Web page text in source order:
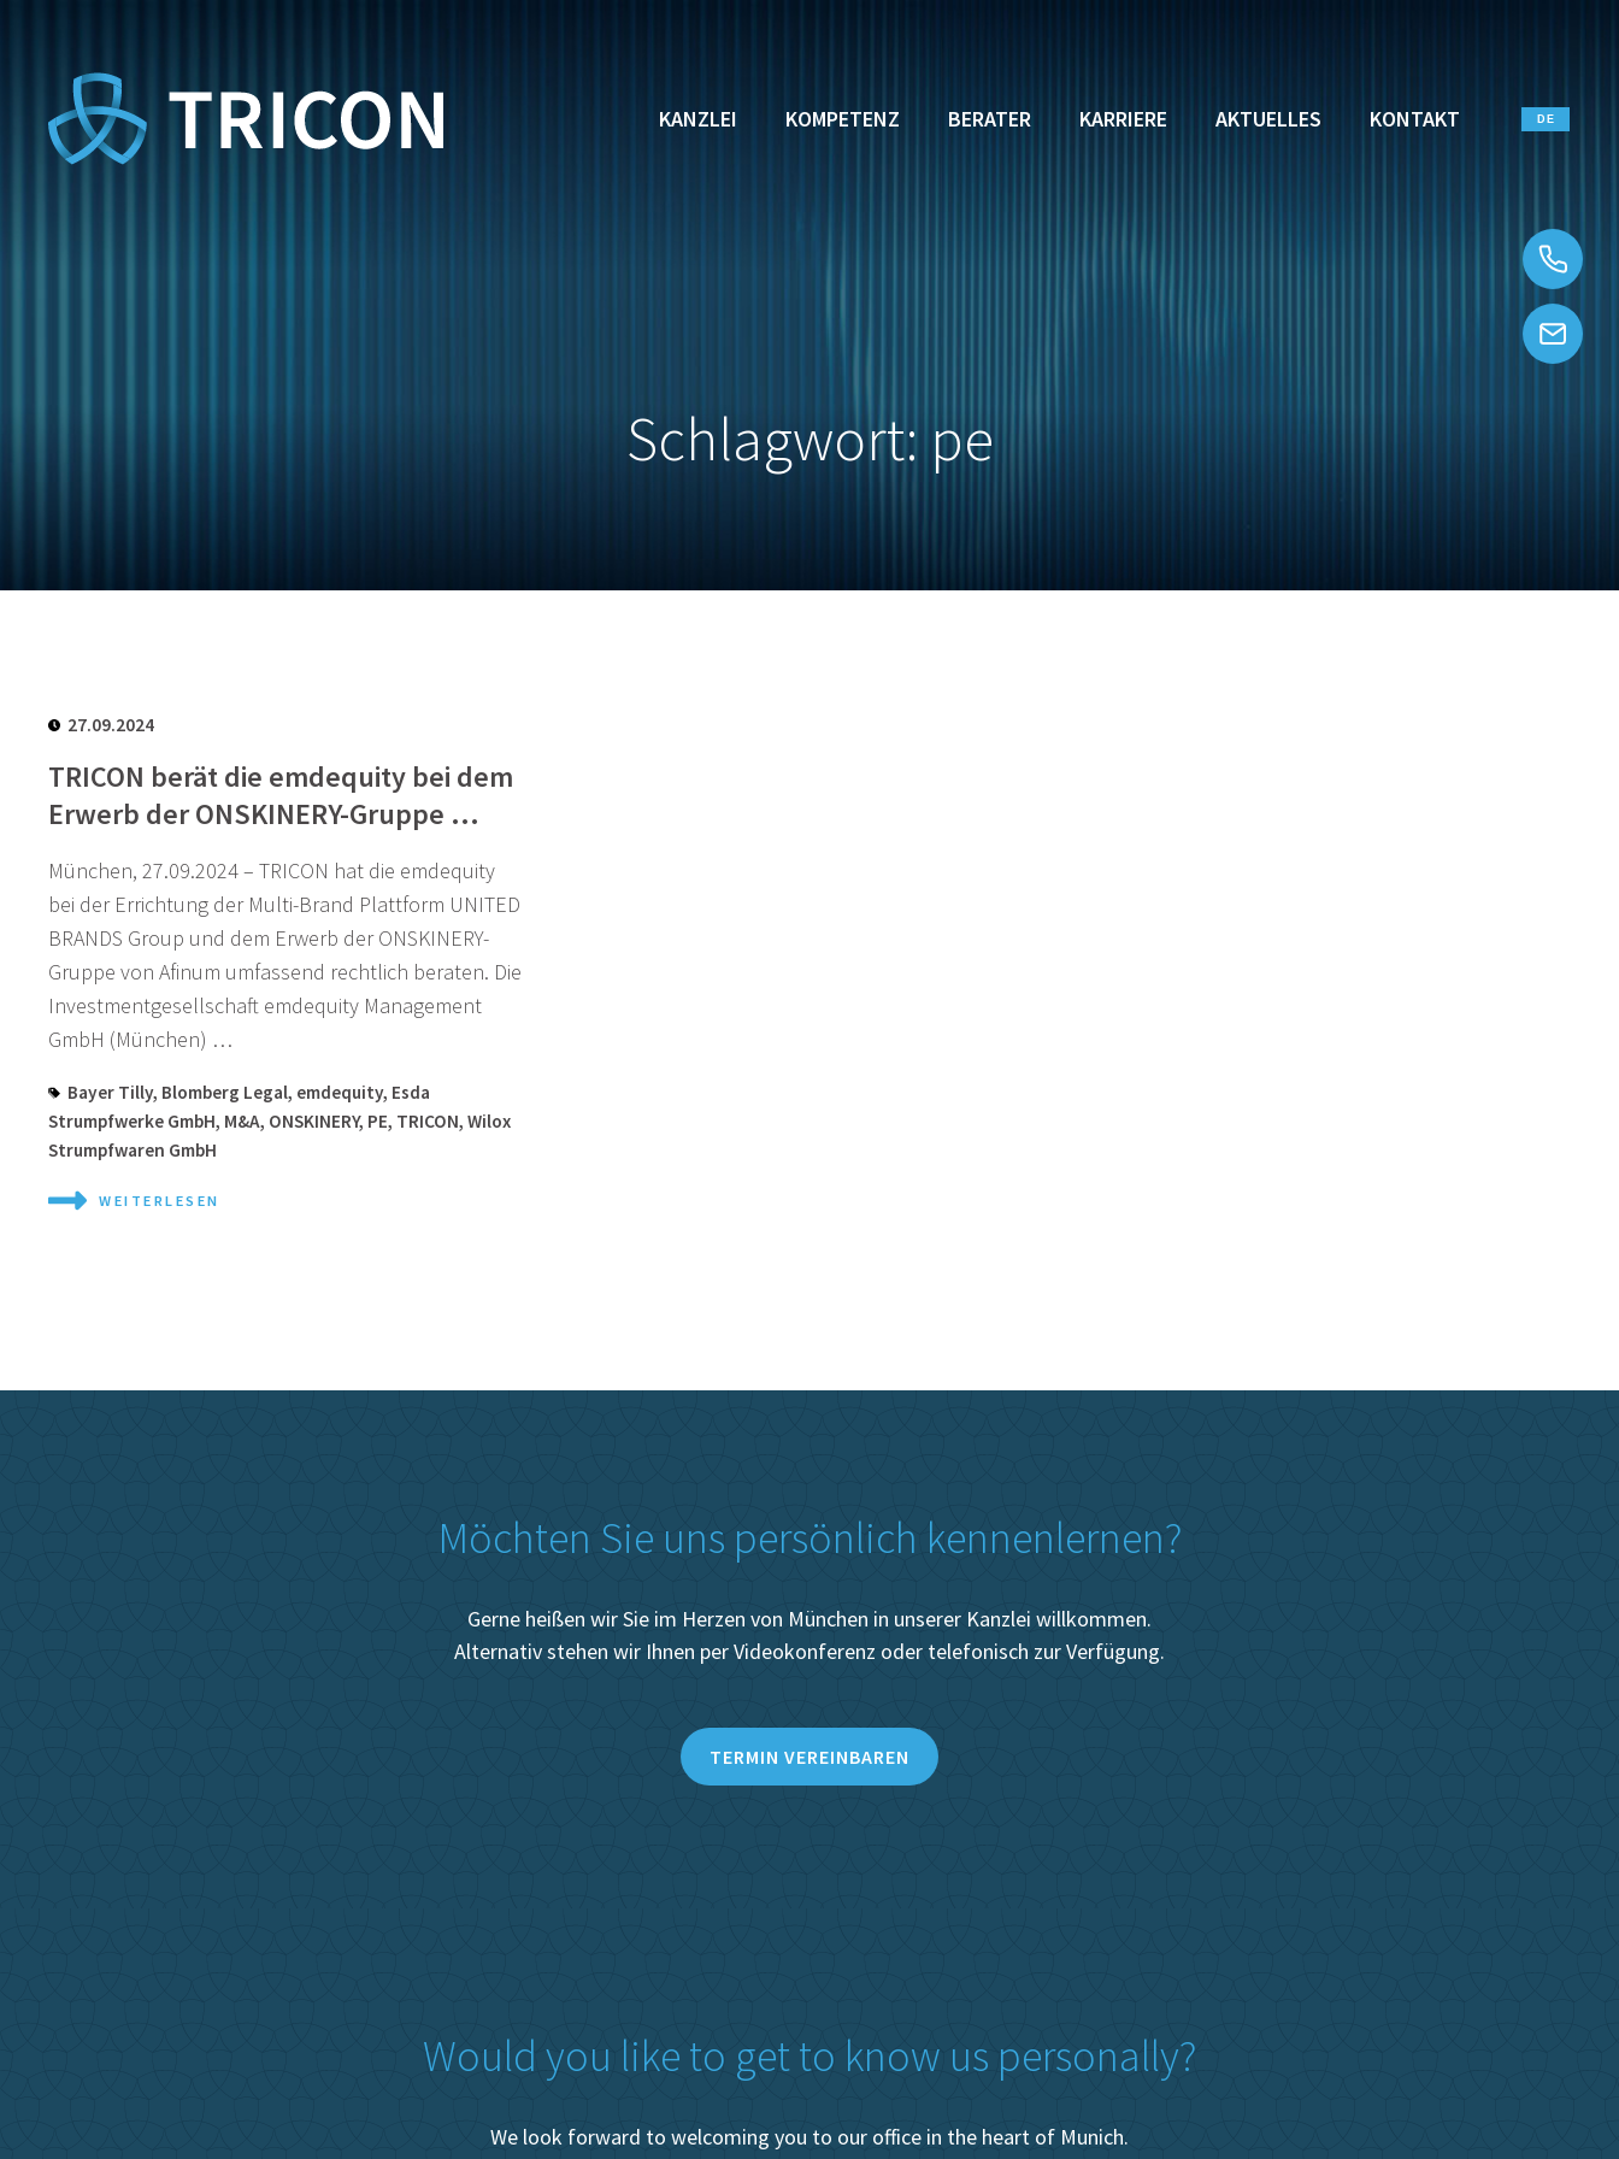
KANZLEI KOMPETENZ BERATER KARRIERE AKTUELLES KONTAKT
Schlagwort: pe
27.09.2024
TRICON berät die emdequity bei dem
Erwerb der ONSKINERY-Gruppe …
München, 27.09.2024 – TRICON hat die emdequity
bei der Errichtung der Multi-Brand Plattform UNITED
BRANDS Group und dem Erwerb der ONSKINERY-
Gruppe von Afinum umfassend rechtlich beraten. Die
Investmentgesellschaft emdequity Management
GmbH (München) …
Bayer Tilly, Blomberg Legal, emdequity, Esda
Strumpfwerke GmbH, M&A, ONSKINERY, PE, TRICON, Wilox
Strumpfwaren GmbH
WEITERLESEN
Möchten Sie uns persönlich kennenlernen?
Gerne heißen wir Sie im Herzen von München in unserer Kanzlei willkommen.
Alternativ stehen wir Ihnen per Videokonferenz oder telefonisch zur Verfügung.
TERMIN VEREINBAREN
Would you like to get to know us personally?
We look forward to welcoming you to our office in the heart of Munich.